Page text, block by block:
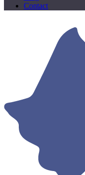
Contact